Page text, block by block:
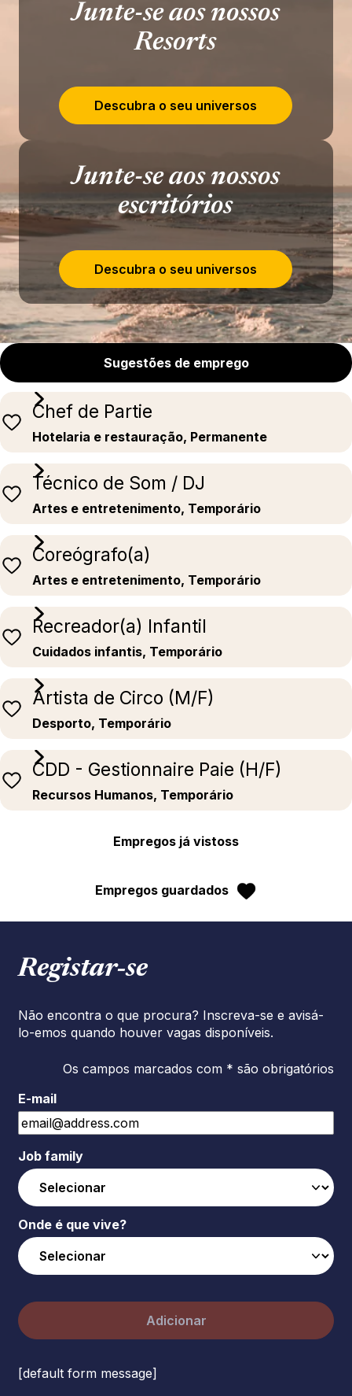
Junte-se aos nossos
Resorts
Descubra o seu universos
Junte-se aos nossos
escritórios
Descubra o seu universos
Sugestões de emprego
Chef de Partie
Hotelaria e restauração, Permanente
Técnico de Som / DJ
Artes e entretenimento, Temporário
Coreógrafo(a)
Artes e entretenimento, Temporário
Recreador(a) Infantil
Cuidados infantis, Temporário
Artista de Circo (M/F)
Desporto, Temporário
CDD - Gestionnaire Paie (H/F)
Recursos Humanos, Temporário
Empregos já vistoss
Empregos guardados
Registar‑se
Não encontra o que procura? Inscreva-se e avisá-
lo-emos quando houver vagas disponíveis.
Os campos marcados com * são obrigatórios
E-mail
Job family
Onde é que vive?
Adicionar
[default form message]